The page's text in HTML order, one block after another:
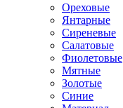
Ореховые
Янтарные
Сиреневые
Салатовые
Фиолетовые
Мятные
Золотые
Синие